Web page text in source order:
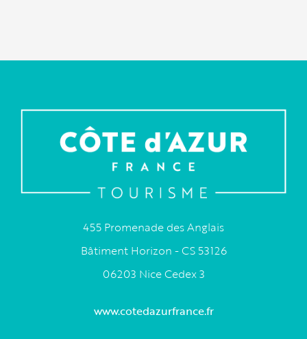
455 Promenade des Anglais
Bâtiment Horizon - CS 53126
06203 Nice Cedex 3
www.cotedazurfrance.fr